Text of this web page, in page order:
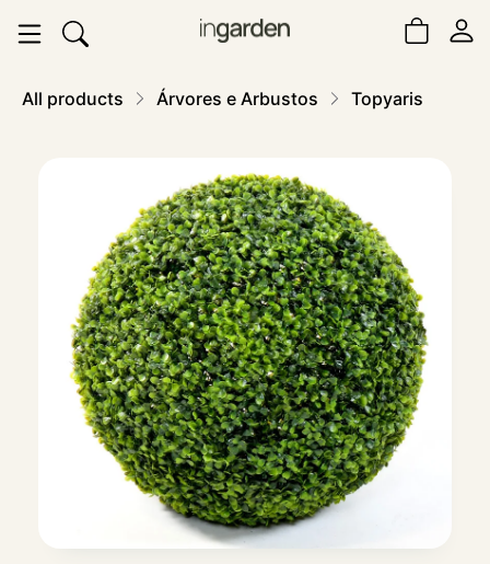
All products Árvores e Arbustos Topyaris